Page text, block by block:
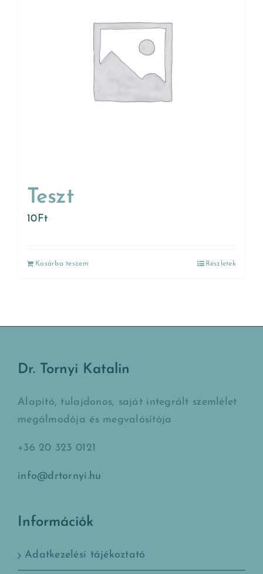
Teszt
10Ft
Kosárba teszem Részletek
Dr. Tornyi Katalin
Alapító, tulajdonos, saját integrált szemlélet
megálmodója és megvalósítója
+36 20 323 0121
info@drtornyi.hu
Információk
Adatkezelési tájékoztató